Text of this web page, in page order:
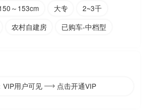
～153cm 大专
2~3千
农村自建房 已购车-中档型
VIP用户可见  点击开通VIP